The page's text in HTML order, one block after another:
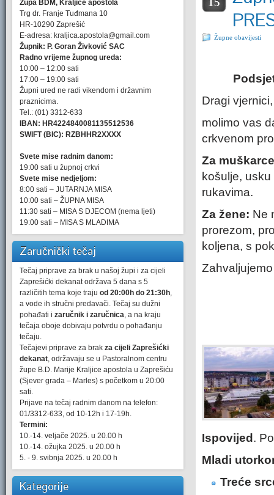
Župa BDM, Kraljice apostola
Trg dr. Franje Tuđmana 10
HR-10290 Zaprešić
E-adresa: kraljica.apostola@gmail.com
Župnik: P. Goran Živković SAC
Radno vrijeme župnog ureda:
10:00 – 12:00 sati
17:00 – 19:00 sati
Župni ured ne radi vikendom i državnim
praznicima.
Tel.: (01) 3312-633
IBAN: HR4224840081135512536
SWIFT (BIC): RZBHHR2XXXX
Svete mise radnim danom:
19:00 sati u župnoj crkvi
Svete mise nedjeljom:
8:00 sati – JUTARNJA MISA
10:00 sati – ŽUPNA MISA
11:30 sati – MISA S DJECOM (nema ljeti)
19:00 sati – MISA S MLADIMA
Zaručnički tečaj
Tečaj priprave za brak u našoj župi i za cijeli
Zaprešićki dekanat održava 5 dana s 5
različitih tema koje traju od 20:00h do 21:30h,
a vode ih stručni predavači. Tečaj su dužni
pohađati i zaručnik i zaručnica, a na kraju
tečaja oboje dobivaju potvrdu o pohađanju
tečaju.
Tečajevi priprave za brak za cijeli Zaprešićki
dekanat, održavaju se u Pastoralnom centru
župe B.D. Marije Kraljice apostola u Zaprešiću
(Sjever grada – Marles) s početkom u 20:00
sati.
Prijave na tečaj radnim danom na telefon:
01/3312-633, od 10-12h i 17-19h.
Termini:
10.-14. veljače 2025. u 20.00 h
10.-14. ožujka 2025. u 20.00 h
5. - 9. svibnja 2025. u 20.00 h
Kategorije
Župne obavijesti
Dragi vjernici,
molimo vas
crkvenom
Za
košulje,
rukavima.
Za žene: Ne
prorezom,
koljena, s
Ispovijed .
Mladi
Treće